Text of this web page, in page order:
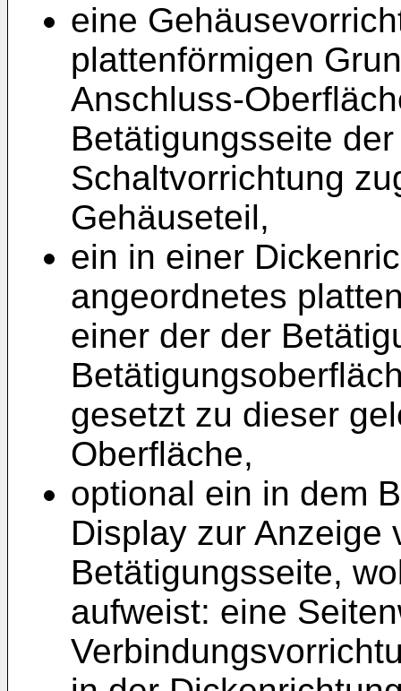
eine
plattenförmigen
Anschluss-
Betätigungsseite
Schaltvorrichtung
Gehäuseteil,
ein in einer
angeordnetes
einer der der
gesetzt zu dieser
Oberfläche,
optional ein in dem
Display zur Anzeige
Betätigungsseite,
aufweist: eine